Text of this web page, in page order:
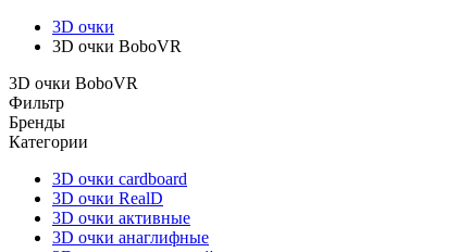
3D очки
3D очки BoboVR
3D очки BoboVR
Фильтр
Бренды
Категории
3D очки cardboard
3D очки RealD
3D очки активные
3D очки анаглифные